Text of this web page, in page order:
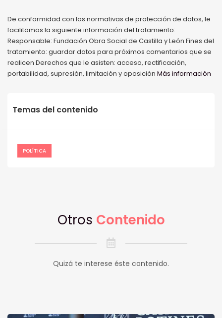
De conformidad con las normativas de protección de datos, le
facilitamos la siguiente información del tratamiento:
Responsable: Fundación Obra Social de Castilla y León Fines del
tratamiento: guardar datos para próximos comentarios que se
realicen Derechos que le asisten: acceso, rectificación,
portabilidad, supresión, limitación y oposición Más información
Temas del contenido
POLÍTICA
Otros Contenido
Quizá te interese éste contenido.